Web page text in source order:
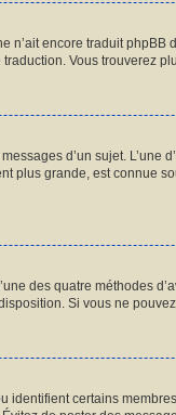
encore traduit
Vous trouverez
d’un sujet. L’une
grande, est connue
des quatre méthodes
Si vous ne
certains